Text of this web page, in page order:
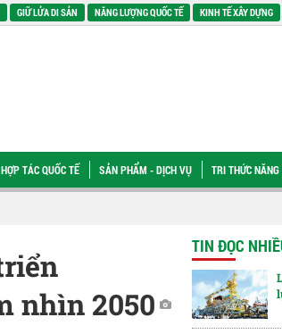
GIỮ LỬA DI SẢN NĂNG LƯỢNG QUỐC TẾ KINH TẾ XÂY DỰNG
TÁC QUỐC TẾ SẢN PHẨM - DỊCH VỤ TRI THỨC NĂNG
và năng lượng quốc gia tại Dung Quất (Quảng
nhìn 2050
TIN ĐỌC